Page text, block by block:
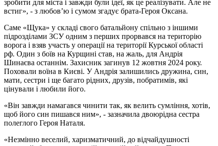
зробити для міста і завжди були ідеї, як це реалізувати. Але не
встиг», - з любов’ю і сумом згадує брата-Героя Оксана.
Саме «Щука» у складі свого батальйону спільно з іншими
підрозділами ЗСУ одним з перших прорвався на територію
ворога і взяв участь у операції на території Курської області
рф. Один з боїв на Курщині став, на жаль, для Андрія
Шинаєва останнім. Захисник загинув 12 жовтня 2024 року.
Поховали воїна в Києві. У Андрія залишились дружина, син,
мати, сестри і ще багато рідних, друзів, побратимів, які
цінували і любили його.
«Він завжди намагався чинити так, як велить сумління, хотів,
щоб його син пишався ним», - зазначила двоюрідна сестра
полеглого Героя Наталя.
«Незмінно веселий, харизматичний, до відчайдушності